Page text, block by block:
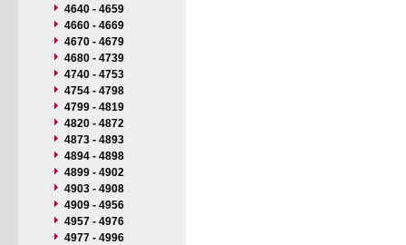
4640 - 4659
4660 - 4669
4670 - 4679
4680 - 4739
4740 - 4753
4754 - 4798
4799 - 4819
4820 - 4872
4873 - 4893
4894 - 4898
4899 - 4902
4903 - 4908
4909 - 4956
4957 - 4976
4977 - 4996